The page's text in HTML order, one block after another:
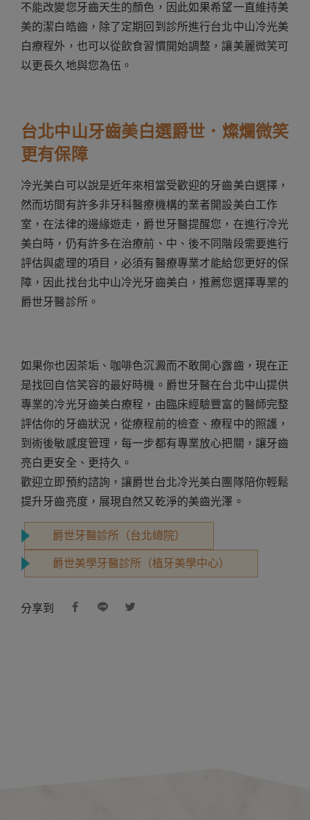
不能改變您牙齒天生的顏色，因此如果希望一直維持美
美的潔白皓齒，除了定期回到診所進行台北中山冷光美
白療程外，也可以從飲食習慣開始調整，讓美麗微笑可
以更長久地與您為伍。
台北中山牙齒美白選爵世．燦爛微笑
更有保障
冷光美白可以說是近年來相當受歡迎的牙齒美白選擇，
然而坊間有許多非牙科醫療機構的業者開設美白工作
室，在法律的邊緣遊走，爵世牙醫提醒您，在進行冷光
美白時，仍有許多在治療前、中、後不同階段需要進行
評估與處理的項目，必須有醫療專業才能給您更好的保
障，因此找台北中山冷光牙齒美白，推薦您選擇專業的
爵世牙醫診所。
如果你也因茶垢、咖啡色沉澱而不敢開心露齒，現在正
是找回自信笑容的最好時機。爵世牙醫在台北中山提供
專業的冷光牙齒美白療程，由臨床經驗豐富的醫師完整
評估你的牙齒狀況，從療程前的檢查、療程中的照護，
到術後敏感度管理，每一步都有專業放心把關，讓牙齒
亮白更安全、更持久。
歡迎立即預約諮詢，讓爵世台北冷光美白團隊陪你輕鬆
提升牙齒亮度，展現自然又乾淨的美齒光澤。
爵世牙醫診所（台北總院）
爵世美學牙醫診所（植牙美學中心）
分享到